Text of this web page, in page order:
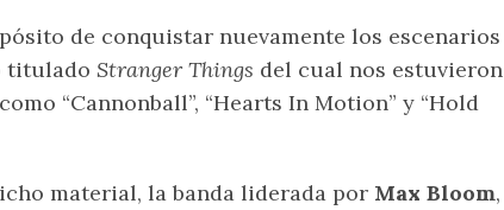
de conquistar nuevamente los escenarios
titulado Stranger Things del cual nos estuvieron
“Cannonball”, “Hearts In Motion” y “Hold
material, la banda liderada por Max Bloom,